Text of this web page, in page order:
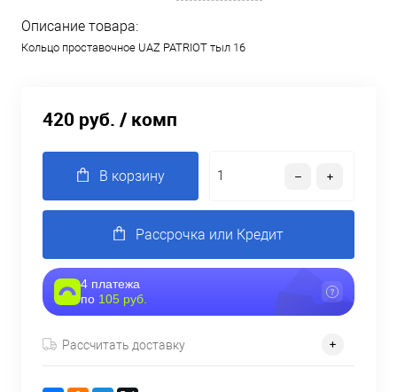
Описание товара:
Кольцо проставочное UAZ PATRIOT тыл 16
420 руб. / комп
В корзину
Рассрочка или Кредит
4 платежа
по 105 руб.
Рассчитать доставку